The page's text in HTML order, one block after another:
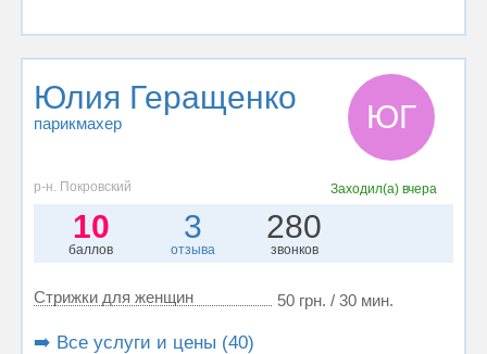
Юлия Геращенко
парикмахер ЮГ
р-н. Покровский Заходил(а) вчера
10
баллов
3
отзыва
280
звонков
Стрижки для женщин 50 грн. / 30 мин.
➡️ Все услуги и цены (40)